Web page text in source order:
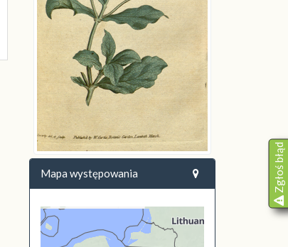
Mapa występowania Zgłoś błąd